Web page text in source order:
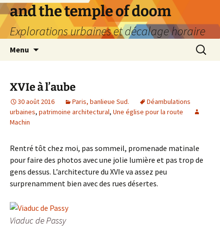
Aller
au
contenu
and the temple of doom
Explorations urbaines et décalage horaire
Menu
XVIe à l’aube
30 août 2016 Paris, banlieue Sud.
Déambulations
urbaines, patrimoine architectural, Une église pour la route
Machin
Rentré tôt chez moi, pas sommeil, promenade matinale
pour faire des photos avec une jolie lumière et pas trop de
gens dessus. L’architecture du XVIe va assez peu
surprenamment bien avec des rues désertes.
Viaduc de Passy